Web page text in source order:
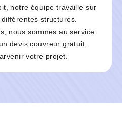
notre équipe travaille sur
structures.
nous sommes au service
devis couvreur gratuit,
votre projet.